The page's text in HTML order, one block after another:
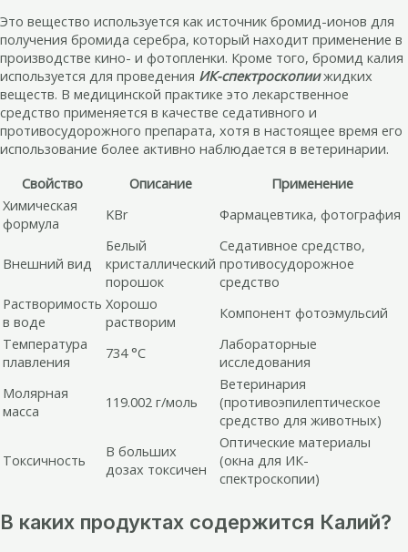
Это вещество используется как источник бромид-ионов для
получения бромида серебра, который находит применение в
производстве кино- и фотопленки. Кроме того, бромид калия
используется для проведения ИК-спектроскопиижидких
веществ. В медицинской практике это лекарственное
средство применяется в качестве седативного и
противосудорожного препарата, хотя в настоящее время его
использование более активно наблюдается в ветеринарии.
Свойство
Описание
Применение
Химическая
формула
KBr Фармацевтика, фотография
Внешний вид
Белый
кристаллический
порошок
Седативное средство,
противосудорожное
средство
Растворимость
в воде
Хорошо
растворим
Компонент фотоэмульсий
Температура
плавления
734 °C
Лабораторные
исследования
Молярная
масса
119.002 г/моль
Ветеринария
(противоэпилептическое
средство для животных)
Токсичность
В больших
дозах токсичен
Оптические материалы
(окна для ИК-
спектроскопии)
В каких продуктах содержится Калий?